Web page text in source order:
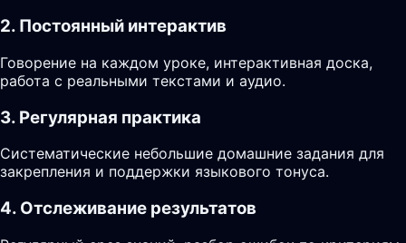
2. Постоянный интерактив
Говорение на каждом уроке, интерактивная доска,
работа с реальными текстами и аудио.
3. Регулярная практика
Систематические небольшие домашние задания для
закрепления и поддержки языкового тонуса.
4. Отслеживание результатов